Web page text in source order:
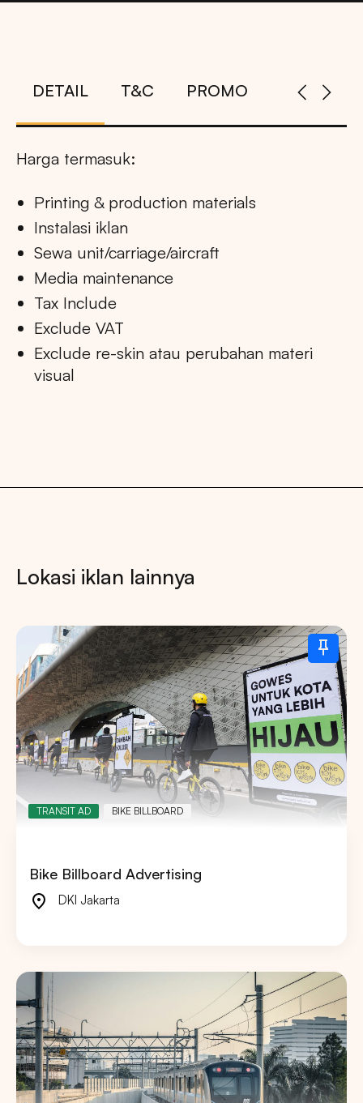
DETAIL T&C PROMO
Harga termasuk:
Printing & production materials
Instalasi iklan
Sewa unit/carriage/aircraft
Media maintenance
Tax Include
Exclude VAT
Exclude re-skin atau perubahan materi
visual
Lokasi iklan lainnya
TRANSIT AD BIKE BILLBOARD
Bike Billboard Advertising
DKI Jakarta